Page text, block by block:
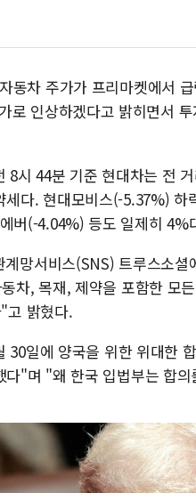
동차 주가가 프리마켓에서
로 인상하겠다고 밝히면서
시 44분 기준 현대차는 전
다. 현대모비스(-5.37%)
버(-4.04%) 등도 일제히 4%
망서비스(SNS) 트루스소
차, 목재, 제약을 포함한 모
고 밝혔다.
일에 양국을 위한 위대한
"며 "왜 한국 입법부는 합